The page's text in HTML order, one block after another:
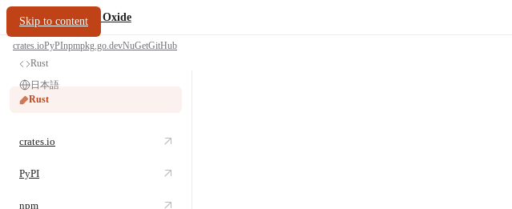
Skip to content
oxide.fyi/PDF Oxide
crates.ioPyPInpmpkg.go.devNuGetGitHub
Rust
日本語
Rust
crates.io
PyPI
npm